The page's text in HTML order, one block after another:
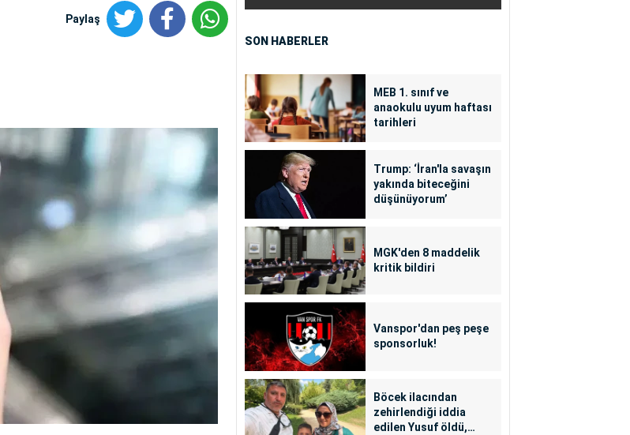
Paylaş
SON HABERLER
MEB 1. sınıf ve
anaokulu uyum haftası
tarihleri
Trump: ‘İran'la savaşın
yakında biteceğini
düşünüyorum’
MGK'den 8 maddelik
kritik bildiri
Vanspor'dan peş peşe
sponsorluk!
Böcek ilacından
zehirlendiği iddia
edilen Yusuf öldü,